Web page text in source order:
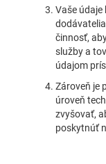
Vaše
činnosť,
služby a
údajom
Zároveň je
úroveň
zvyšovať,
poskytnúť